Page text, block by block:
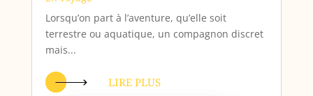
Lorsqu’on part à l’aventure, qu’elle soit
terrestre ou aquatique, un compagnon discret
mais...
LIRE PLUS